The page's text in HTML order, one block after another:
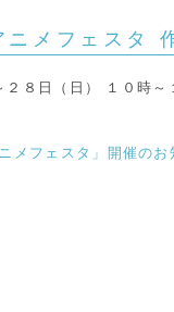
メフェスタ
２８日（日） １０時～
メフェスタ」開催のお